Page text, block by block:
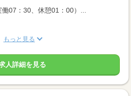
07：30、休憩01：00）...
もっと見る
人詳細を見る